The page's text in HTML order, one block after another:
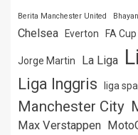
Berita Manchester United
Chelsea Everton FA Cup
Jorge Martin La Liga
Liga Inggris liga
Manchester City
Max Verstappen